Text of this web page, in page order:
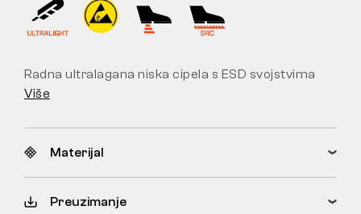
Radna ultralagana niska cipela s ESD svojstvima
Više
Materijal
Preuzimanje